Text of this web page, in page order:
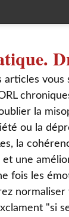
articles
la
ou la
la
une
fois les
"si